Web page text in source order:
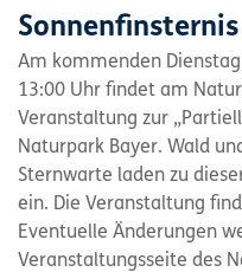
Am kommenden
13:00 Uhr findet am
Veranstaltung zur
Naturpark Bayer. Wald
Sternwarte laden zu
ein. Die Veranstaltung
Eventuelle Änderungen
Veranstaltungsseite des